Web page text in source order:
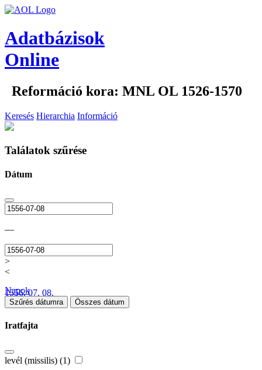
Adatbázisok
Online
Reformáció kora: MNL OL 1526-1570
Keresés Hierarchia Információ
Találatok szűrése
Dátum
—
>
<
1556. 07. 08.
Napok
Szűrés dátumra Összes dátum
Iratfajta
levél (missilis) (1)